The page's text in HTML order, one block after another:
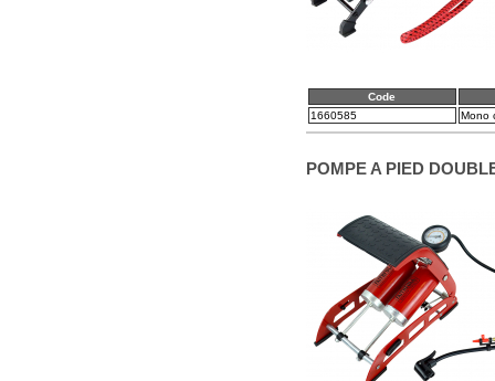
Code
1660585
Mono
POMPE A PIED